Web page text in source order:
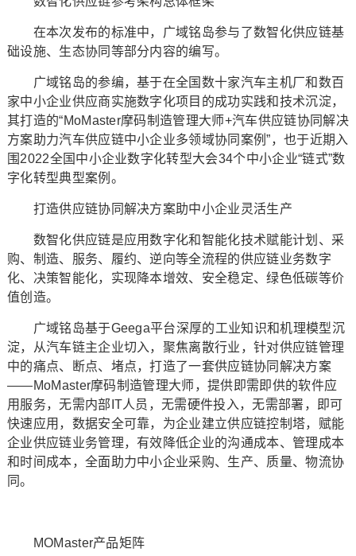
在本次发布的标准中，广域铭岛参与了数智化供应链基
础设施、生态协同等部分内容的编写。
广域铭岛的参编，基于在全国数十家汽车主机厂和数百
家中小企业供应商实施数字化项目的成功实践和技术沉淀，
其打造的“MoMaster摩码制造管理大师+汽车供应链协同解决
方案助力汽车供应链中小企业多领域协同案例”，也于近期入
围2022全国中小企业数字化转型大会34个中小企业“链式”数
字化转型典型案例。
打造供应链协同解决方案助中小企业灵活生产
数智化供应链是应用数字化和智能化技术赋能计划、采
购、制造、服务、履约、逆向等全流程的供应链业务数字
化、决策智能化，实现降本增效、安全稳定、绿色低碳等价
值创造。
广域铭岛基于Geega平台深厚的工业知识和机理模型沉
淀，从汽车链主企业切入，聚焦离散行业，针对供应链管理
中的痛点、断点、堵点，打造了一套供应链协同解决方案
——MoMaster摩码制造管理大师，提供即需即供的软件应
用服务，无需内部IT人员，无需硬件投入，无需部署，即可
快速应用，数据安全可靠，为企业建立供应链控制塔，赋能
企业供应链业务管理，有效降低企业的沟通成本、管理成本
和时间成本，全面助力中小企业采购、生产、质量、物流协
同。
MOMaster产品矩阵